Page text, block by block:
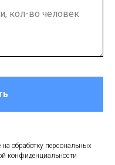
обработку персональных
конфиденциальности